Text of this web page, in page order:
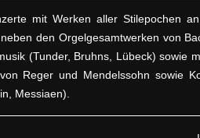
mit Werken aller Stilepochen
den Orgelgesamtwerken von
(Tunder, Bruhns, Lübeck) sowie
Reger und Mendelssohn sowie
Messiaen).